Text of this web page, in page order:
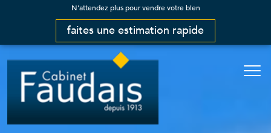
N'attendez plus pour vendre votre bien
faites une estimation rapide